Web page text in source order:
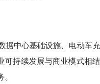
中心基础设施、电动车
持续发展与商业模式相